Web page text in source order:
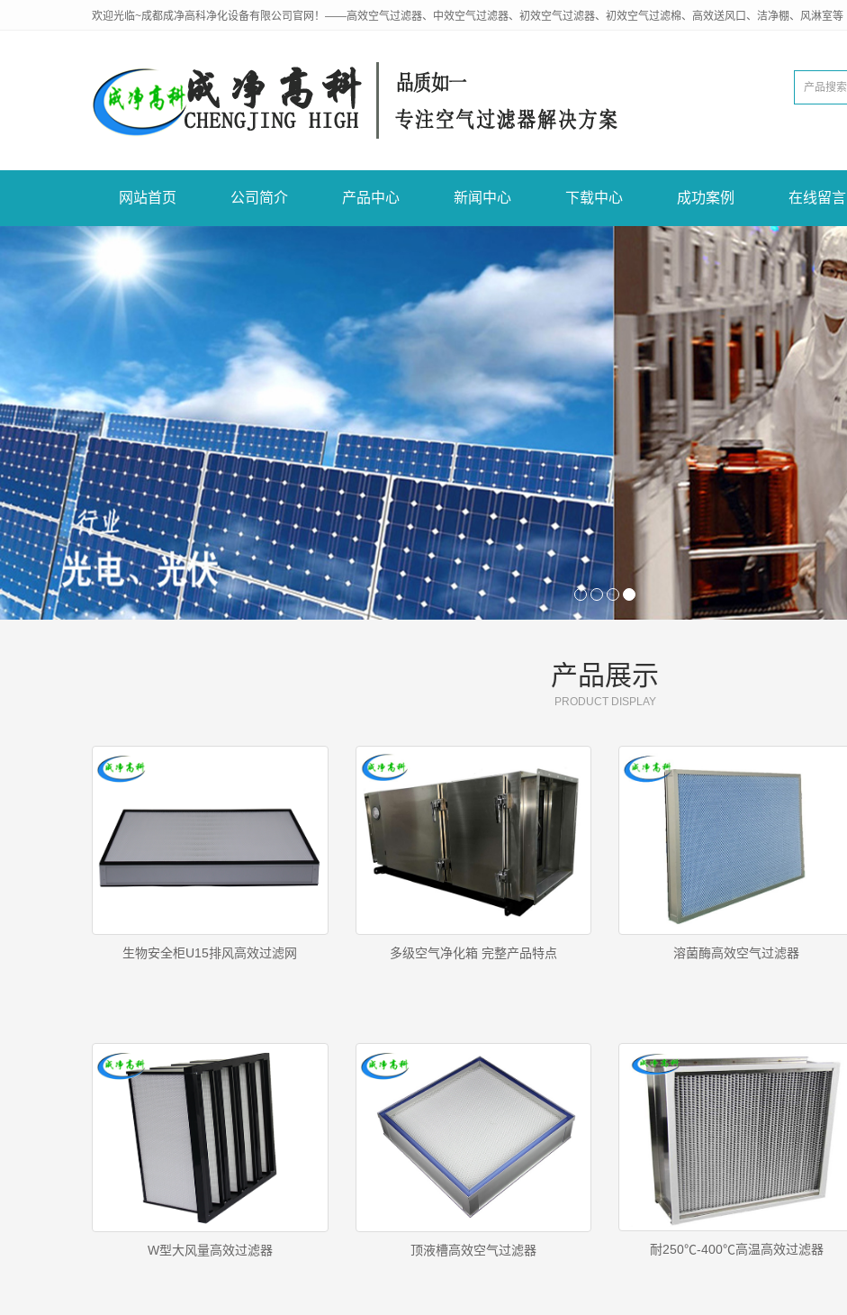
欢迎光临~成都成净高科净化设备有限公司官网！——高效空气过滤器、中效空气过滤器、初效空气过滤器、初效空气过滤棉、高效送风口、洁净棚、风淋室等
网站首页 公司简介 产品中心 新闻中心 下载中心 成功案例 在线留言
产品展示
PRODUCT DISPLAY
生物安全柜U15排风高效过滤网 多级空气净化箱 完整产品特点 溶菌酶高效空气过滤器
W型大风量高效过滤器 顶液槽高效空气过滤器 耐250℃-400℃高温高效过滤器